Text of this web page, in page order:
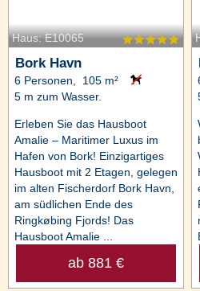
Haus: E10065
Bork Havn
6 Personen, 105 m²
5 m zum Wasser.
Erleben Sie das Hausboot
Amalie – Maritimer Luxus im
Hafen von Bork! Einzigartiges
Hausboot mit 2 Etagen, gelegen
im alten Fischerdorf Bork Havn,
am südlichen Ende des
Ringkøbing Fjords! Das
Hausboot Amalie ...
ab 881 €